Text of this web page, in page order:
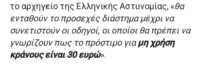
το αρχηγείο της Ελληνικής Αστυνομίας, «θα
ενταθούν το προσεχές διάστημα μέχρι να
συνετιστούν οι οδηγοί, οι οποίοι θα πρέπει να
γνωρίζουν πως το πρόστιμο γιαμη χρήση
κράνους είναι 30 ευρώ».